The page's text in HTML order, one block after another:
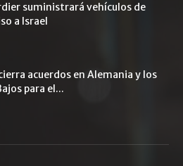
suministrará vehículos de
a Israel
acuerdos en Alemania y los
para el...